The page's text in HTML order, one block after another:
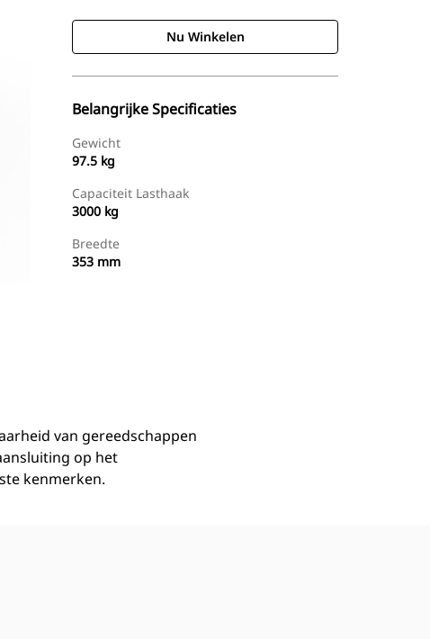
Nu Winkelen
Belangrijke Specificaties
Gewicht
97.5 kg
Capaciteit Lasthaak
3000 kg
Breedte
353 mm
van gereedschappen
op het
kenmerken.